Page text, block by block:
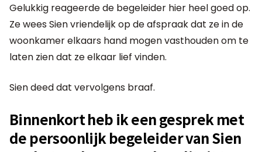
Gelukkig reageerde de begeleider hier heel goed op.
Ze wees Sien vriendelijk op de afspraak dat ze in de
woonkamer elkaars hand mogen vasthouden om te
laten zien dat ze elkaar lief vinden.
Sien deed dat vervolgens braaf.
Binnenkort heb ik een gesprek met
de persoonlijk begeleider van Sien